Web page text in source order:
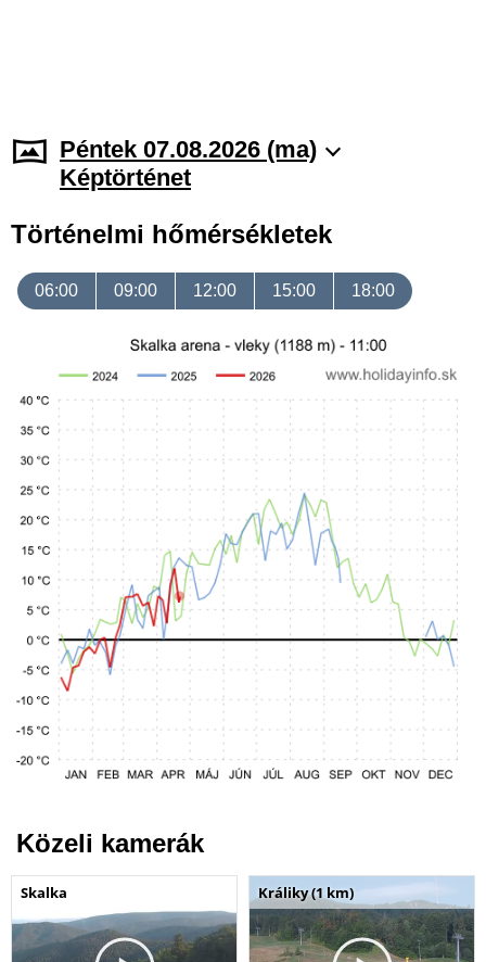
Péntek 07.08.2026 (ma)
Képtörténet
Történelmi hőmérsékletek
06:00 09:00 12:00 15:00 18:00
Közeli kamerák
Skalka Králiky (1 km)